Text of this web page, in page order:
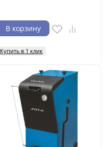
В корзину
Купить в 1 клик